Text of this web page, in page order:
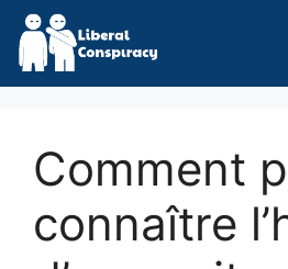
Skip
content
Comment
connaître